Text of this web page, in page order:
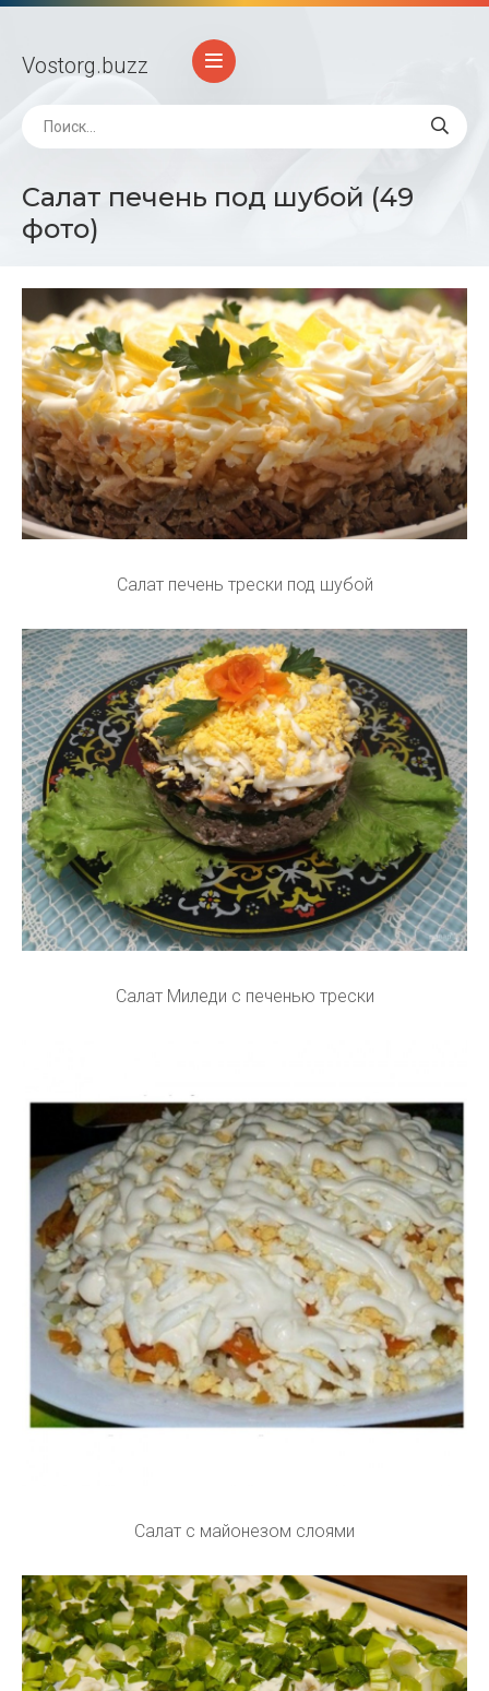
Vostorg.buzz
Салат печень под шубой (49
фото)
Салат печень трески под шубой
Салат Миледи с печенью трески
Салат с майонезом слоями